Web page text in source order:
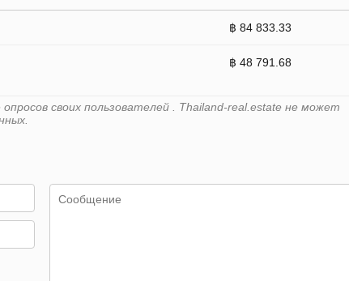
฿ 84 833.33
฿ 48 791.68
своих пользователей . Thailand-real.estate не может